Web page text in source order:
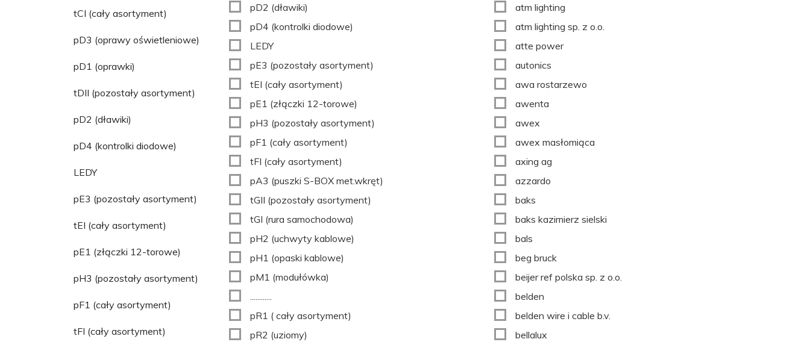
tCI (cały asortyment)
pD3 (oprawy oświetleniowe)
pD1 (oprawki)
tDII (pozostały asortyment)
pD2 (dławiki)
pD4 (kontrolki diodowe)
LEDY
pE3 (pozostały asortyment)
tEI (cały asortyment)
pE1 (złączki 12-torowe)
pH3 (pozostały asortyment)
pF1 (cały asortyment)
tFI (cały asortyment)
pD2 (dławiki)
pD4 (kontrolki diodowe)
LEDY
pE3 (pozostały asortyment)
tEI (cały asortyment)
pE1 (złączki 12-torowe)
pH3 (pozostały asortyment)
pF1 (cały asortyment)
tFI (cały asortyment)
pA3 (puszki S-BOX met.wkręt)
tGII (pozostały asortyment)
tGI (rura samochodowa)
pH2 (uchwyty kablowe)
pH1 (opaski kablowe)
pM1 (modułówka)
pR1 ( cały asortyment)
pR2 (uziomy)
atm lighting
atm lighting sp. z o.o.
atte power
autonics
awa rostarzewo
awenta
awex
awex masłomiąca
axing ag
azzardo
baks
baks kazimierz sielski
bals
beg bruck
beijer ref polska sp. z o.o.
belden
belden wire i cable b.v.
bellalux